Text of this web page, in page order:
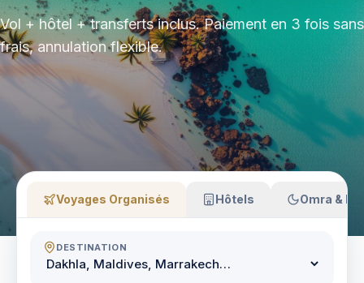
Vol + hôtel + transferts inclus. Paiement en 3 fois sans
frais, annulation flexible.
Voyages Organisés Hôtels Omra &
DESTINATION